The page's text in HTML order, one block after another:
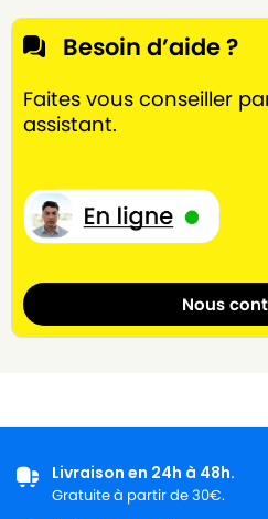
Besoin d’aide ?
Faites vous conseiller
assistant.
Nous
Livraison en 24h à 48h.
Gratuite à partir de 30€.